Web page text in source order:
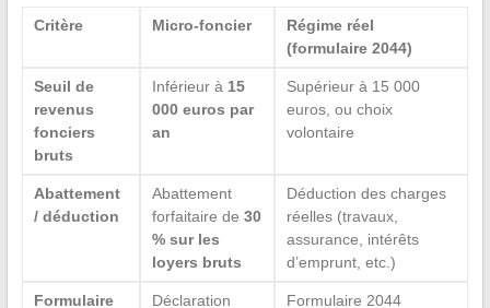
Critère Micro-foncier
Régime réel
(formulaire 2044)
Seuil de
revenus
fonciers
bruts
Inférieur à 15
000 euros par
an
Supérieur à 15 000
euros, ou choix
volontaire
Abattement
/ déduction
Abattement
forfaitaire de 30
% sur les
loyers bruts
Déduction des charges
réelles (travaux,
assurance, intérêts
d’emprunt, etc.)
Formulaire
Déclaration
Formulaire 2044